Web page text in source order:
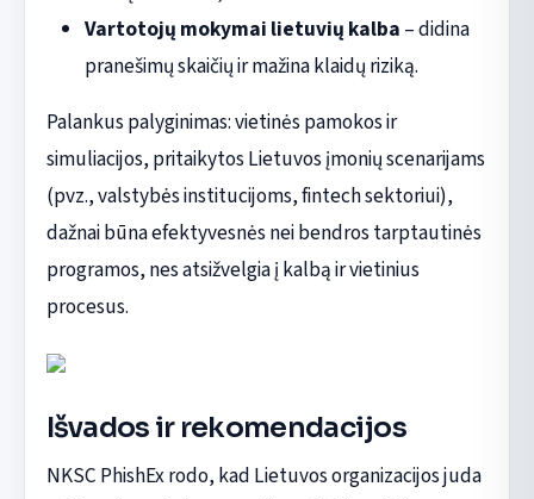
Vartotojų mokymai lietuvių kalba – didina
pranešimų skaičių ir mažina klaidų riziką.
Palankus palyginimas: vietinės pamokos ir
simuliacijos, pritaikytos Lietuvos įmonių scenarijams
(pvz., valstybės institucijoms, fintech sektoriui),
dažnai būna efektyvesnės nei bendros tarptautinės
programos, nes atsižvelgia į kalbą ir vietinius
procesus.
Išvados ir rekomendacijos
NKSC PhishEx rodo, kad Lietuvos organizacijos juda